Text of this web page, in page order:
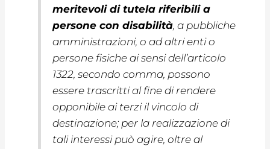
meritevoli di tutela riferibili a
persone con disabilità, a pubbliche
amministrazioni, o ad altri enti o
persone fisiche ai sensi dell’articolo
1322, secondo comma, possono
essere trascritti al fine di rendere
opponibile ai terzi il vincolo di
destinazione; per la realizzazione di
tali interessi può agire, oltre al